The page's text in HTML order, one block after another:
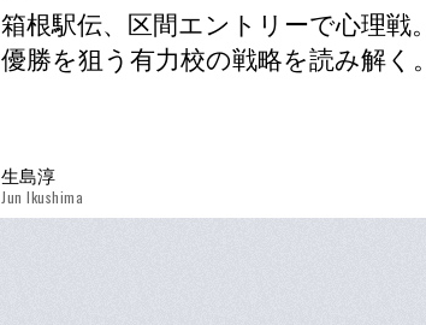
箱根駅伝、区間エントリーで心理戦。
優勝を狙う有力校の戦略を読み解く。
生島淳
Jun Ikushima